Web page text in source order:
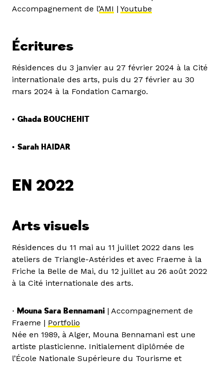
Accompagnement de l’AMI | Youtube
Écritures
Résidences du 3 janvier au 27 février 2024 à la Cité
internationale des arts, puis du 27 février au 30
mars 2024 à la Fondation Camargo.
• Ghada BOUCHEHIT
• Sarah HAIDAR
EN 2022
Arts visuels
Résidences du 11 mai au 11 juillet 2022 dans les
ateliers de Triangle-Astérides et avec Fraeme à la
Friche la Belle de Mai, du 12 juillet au 26 août 2022
à la Cité internationale des arts.
• Mouna Sara Bennamani | Accompagnement de
Fraeme | Portfolio
Née en 1989, à Alger, Mouna Bennamani est une
artiste plasticienne. Initialement diplômée de
l’École Nationale Supérieure du Tourisme et